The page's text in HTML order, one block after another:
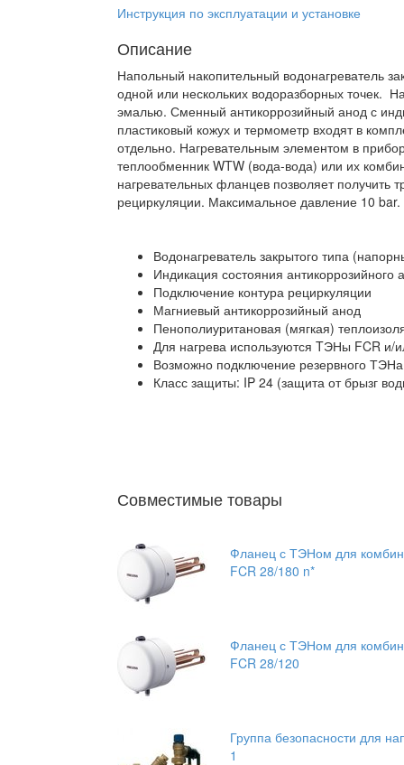
Инструкция по эксплуатации и установке
Описание
Напольный накопительный водонагреватель
одной или нескольких водоразборных точек.
эмалью. Сменный антикоррозийный анод с
пластиковый кожух и термометр входят в
отдельно. Нагревательным элементом в
теплообменник WTW (вода-вода) или их
нагревательных фланцев позволяет получить
рециркуляции. Максимальное давление 10 bar.
Водонагреватель закрытого типа
Индикация состояния антикоррозийного
Подключение контура рециркуляции
Магниевый антикоррозийный анод
Пенополиуритановая (мягкая)
Для нагрева используются TЭНы FCR и/
Возможно подключение резервного
Класс защиты: IP 24 (защита от брызг
Совместимые товары
Фланец с ТЭНом для
FCR 28/180 n*
Фланец с ТЭНом для
FCR 28/120
Группа безопасности для
1